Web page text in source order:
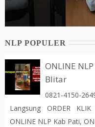
NLP POPULER
ONLINE
Blitar
0821-4150-
Langsung ORDER
ONLINE NLP Kab Pati,